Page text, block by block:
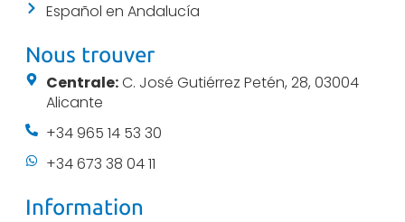
Español en Andalucía
Nous trouver
Centrale:C. José Gutiérrez Petén, 28, 03004
Alicante
+34 965 14 53 30
+34 673 38 04 11
Information